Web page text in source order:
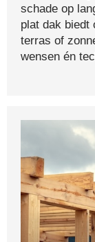
schade op
plat dak biedt
terras of
wensen én